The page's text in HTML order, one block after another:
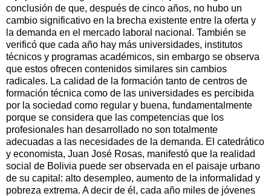
conclusión de que, después de cinco años, no hubo un
cambio significativo en la brecha existente entre la oferta y
la demanda en el mercado laboral nacional. También se
verificó que cada año hay más universidades, institutos
técnicos y programas académicos, sin embargo se observa
que estos ofrecen contenidos similares sin cambios
radicales. La calidad de la formación tanto de centros de
formación técnica como de las universidades es percibida
por la sociedad como regular y buena, fundamentalmente
porque se considera que las competencias que los
profesionales han desarrollado no son totalmente
adecuadas a las necesidades de la demanda. El catedrático
y economista, Juan José Rosas, manifestó que la realidad
social de Bolivia puede ser observada en el paisaje urbano
de su capital: alto desempleo, aumento de la informalidad y
pobreza extrema. A decir de él, cada año miles de jóvenes